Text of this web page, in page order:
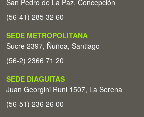
San Pedro de La Paz, Concepción
(56-41) 285 32 60
SEDE METROPOLITANA
Sucre 2397, Ñuñoa, Santiago
(56-2) 2366 71 20
SEDE DIAGUITAS
Juan Georgini Runi 1507, La Serena
(56-51) 236 26 00